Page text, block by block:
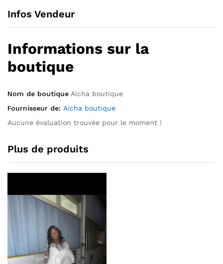
Infos Vendeur
Informations sur la
boutique
Nom de boutique Aicha boutique
Fournisseur de: Aicha boutique
Aucune évaluation trouvée pour le moment !
Plus de produits